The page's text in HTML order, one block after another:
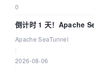
0
倒计时 1 天！Apache
Community Over Code
Apache SeaTunnel
2026-08-06